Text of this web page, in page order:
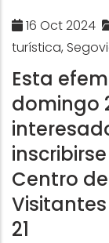
16 Oct 2024
turística,
Esta
domingo
Centro
21